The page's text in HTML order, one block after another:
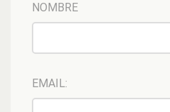
NOMBRE
EMAIL: